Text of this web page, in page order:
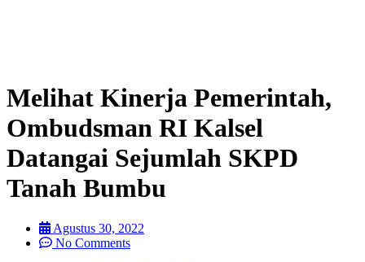
Melihat Kinerja Pemerintah,
Ombudsman RI Kalsel
Datangai Sejumlah SKPD
Tanah Bumbu
Agustus 30, 2022
No Comments